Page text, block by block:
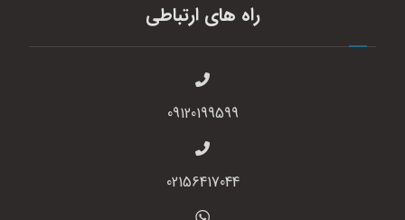
راه های ارتباطی
09120199599
02156417044